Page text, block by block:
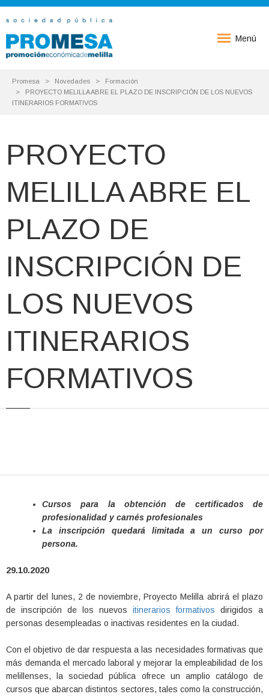
Menú
Promesa Novedades
Formación
PROYECTO MELILLA ABRE EL PLAZO DE INSCRIPCIÓN DE LOS NUEVOS
ITINERARIOS FORMATIVOS
PROYECTO
MELILLA ABRE EL
PLAZO DE
INSCRIPCIÓN DE
LOS NUEVOS
ITINERARIOS
FORMATIVOS
Cursos para la obtención de certificados de
profesionalidad y carnés profesionales
La inscripción quedará limitada a un curso por
persona.
29.10.2020
A partir del lunes, 2 de noviembre, Proyecto Melilla abrirá el plazo
de inscripción de los nuevos itinerarios formativos dirigidos a
personas desempleadas o inactivas residentes en la ciudad.
Con el objetivo de dar respuesta a las necesidades formativas que
más demanda el mercado laboral y mejorar la empleabilidad de los
melillenses, la sociedad pública ofrece un amplio catálogo de
cursos que abarcan distintos sectores, tales como la construcción,